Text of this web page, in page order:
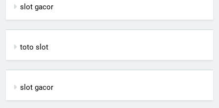
slot gacor
toto slot
slot gacor